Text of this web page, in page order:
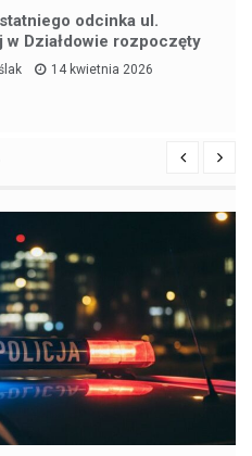
odcinka ul.
w Działdowie rozpoczęty
14 kwietnia 2026